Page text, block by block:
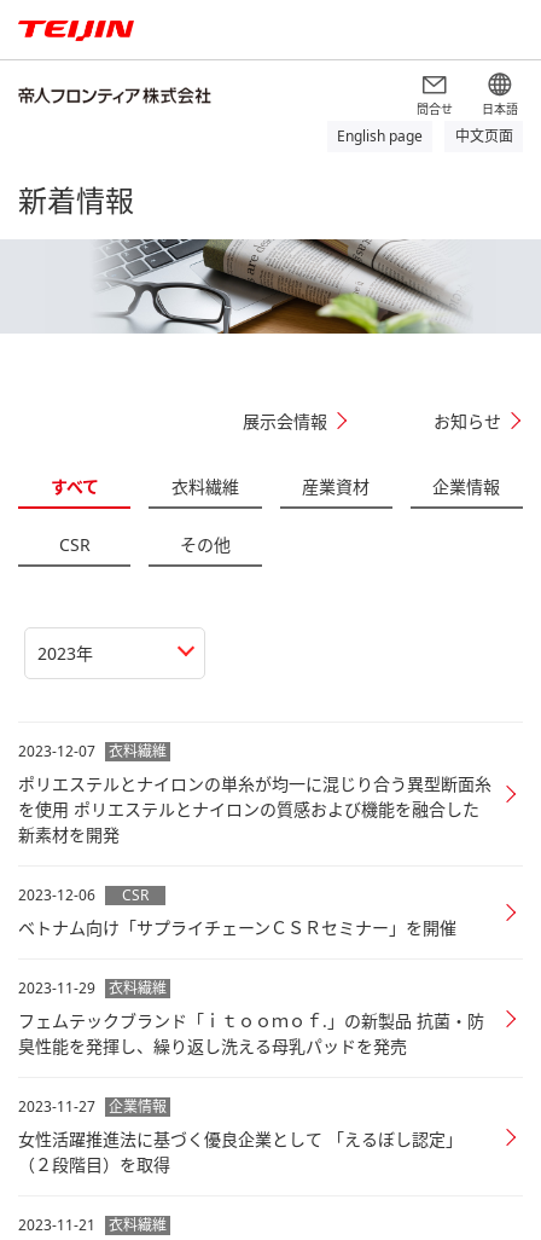
問合せ 日本語
English page 中文页面
新着情報
展示会情報 お知らせ
すべて 衣料繊維 産業資材 企業情報
CSR その他
2023年
2023-12-07 衣料繊維
ポリエステルとナイロンの単糸が均一に混じり合う異型断面糸
を使用 ポリエステルとナイロンの質感および機能を融合した
新素材を開発
2023-12-06 CSR
ベトナム向け「サプライチェーンＣＳＲセミナー」を開催
2023-11-29 衣料繊維
フェムテックブランド「ｉｔｏｏｍｏｆ.」の新製品 抗菌・防
臭性能を発揮し、繰り返し洗える母乳パッドを発売
2023-11-27 企業情報
女性活躍推進法に基づく優良企業として 「えるぼし認定」
（２段階目）を取得
2023-11-21 衣料繊維